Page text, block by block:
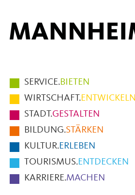
Hauptmenüpunkte
im
Fußbereich
der
Seite
SERVICE.BIETEN
WIRTSCHAFT.ENTWICKELN
STADT.GESTALTEN
BILDUNG.STÄRKEN
KULTUR.ERLEBEN
TOURISMUS.ENTDECKEN
KARRIERE.MACHEN